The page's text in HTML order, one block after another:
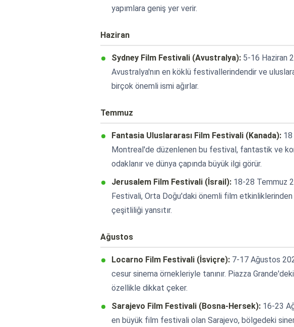
yapımlara geniş yer verir.
Haziran
Sydney Film Festivali (Avustralya): 5-16 Haziran
Avustralya'nın en köklü festivallerindendir ve
birçok önemli ismi ağırlar.
Temmuz
Fantasia Uluslararası Film Festivali (Kanada):
Montreal'de düzenlenen bu festival, fantastik ve
odaklanır ve dünya çapında büyük ilgi görür.
Jerusalem Film Festivali (İsrail): 18-28 Temmuz
Festivali, Orta Doğu'daki önemli film
çeşitliliği yansıtır.
Ağustos
Locarno Film Festivali (İsviçre): 7-17 Ağustos
cesur sinema örnekleriyle tanınır. Piazza
özellikle dikkat çeker.
Sarajevo Film Festivali (Bosna-Hersek): 16-23
en büyük film festivali olan Sarajevo, bölgedeki